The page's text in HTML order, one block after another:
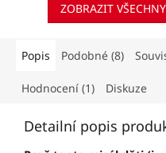
ZOBRAZIT
Popis Podobné (8)
Hodnocení (1) Diskuze
Detailní popis